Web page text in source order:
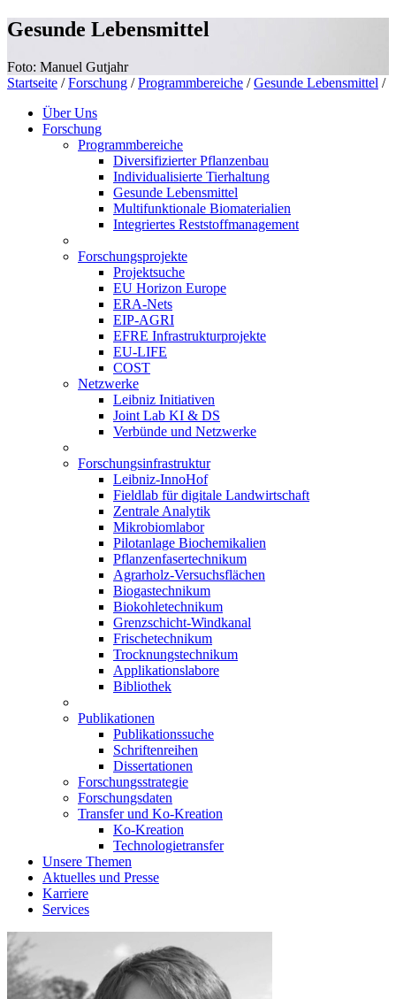
Gesunde Lebensmittel
Foto: Manuel Gutjahr
Startseite / Forschung / Programmbereiche / Gesunde Lebensmittel /
Über Uns
Forschung
Programmbereiche
Diversifizierter Pflanzenbau
Individualisierte Tierhaltung
Gesunde Lebensmittel
Multifunktionale Biomaterialien
Integriertes Reststoffmanagement
Forschungsprojekte
Projektsuche
EU Horizon Europe
ERA-Nets
EIP-AGRI
EFRE Infrastrukturprojekte
EU-LIFE
COST
Netzwerke
Leibniz Initiativen
Joint Lab KI & DS
Verbünde und Netzwerke
Forschungsinfrastruktur
Leibniz-InnoHof
Fieldlab für digitale Landwirtschaft
Zentrale Analytik
Mikrobiomlabor
Pilotanlage Biochemikalien
Pflanzenfasertechnikum
Agrarholz-Versuchsflächen
Biogastechnikum
Biokohletechnikum
Grenzschicht-Windkanal
Frischetechnikum
Trocknungstechnikum
Applikationslabore
Bibliothek
Publikationen
Publikationssuche
Schriftenreihen
Dissertationen
Forschungsstrategie
Forschungsdaten
Transfer und Ko-Kreation
Ko-Kreation
Technologietransfer
Unsere Themen
Aktuelles und Presse
Karriere
Services